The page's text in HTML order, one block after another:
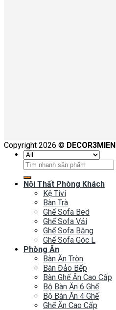
Copyright 2026 © DECOR3MIEN
Tìm
kiếm:
Nội Thất Phòng Khách
Kệ Tivi
Bàn Trà
Ghế Sofa Bed
Ghế Sofa Vải
Ghế Sofa Băng
Ghế Sofa Góc L
Phòng Ăn
Bàn Ăn Tròn
Bàn Đảo Bếp
Bàn Ghế Ăn Cao Cấp
Bộ Bàn Ăn 6 Ghế
Bộ Bàn Ăn 4 Ghế
Ghế Ăn Cao Cấp